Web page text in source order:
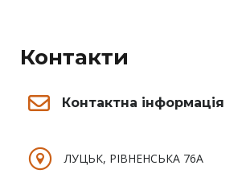
Контакти
Контактна інформація
ЛУЦЬК, РІВНЕНСЬКА 76А